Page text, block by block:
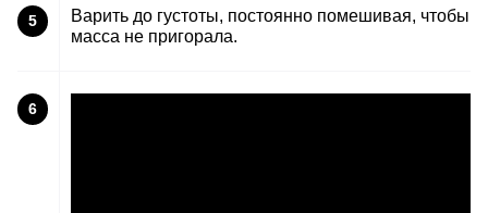
5
Варить до густоты, постоянно помешивая, чтобы
масса не пригорала.
6